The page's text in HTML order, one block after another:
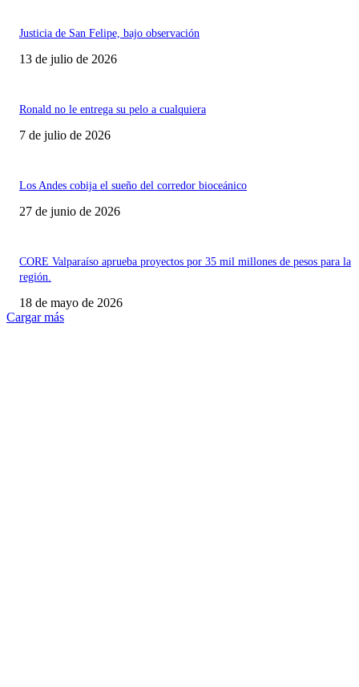
Justicia de San Felipe, bajo observación
13 de julio de 2026
Ronald no le entrega su pelo a cualquiera
7 de julio de 2026
Los Andes cobija el sueño del corredor bioceánico
27 de junio de 2026
CORE Valparaíso aprueba proyectos por 35 mil millones de pesos para la
región.
18 de mayo de 2026
Cargar más